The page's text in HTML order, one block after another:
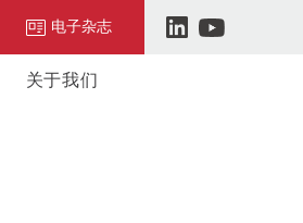
电子杂志
关于我们